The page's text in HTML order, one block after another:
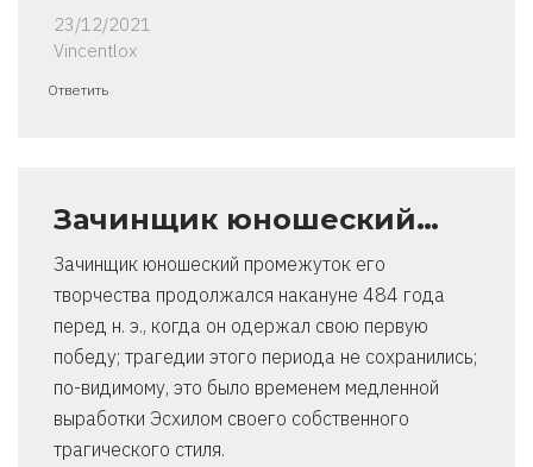
23/12/2021
Vincentlox
Ответить
Зачинщик юношеский…
Зачинщик юношеский промежуток его
творчества продолжался накануне 484 года
перед н. э., когда он одержал свою первую
победу; трагедии этого периода не сохранились;
по-видимому, это было временем медленной
выработки Эсхилом своего собственного
трагического стиля.